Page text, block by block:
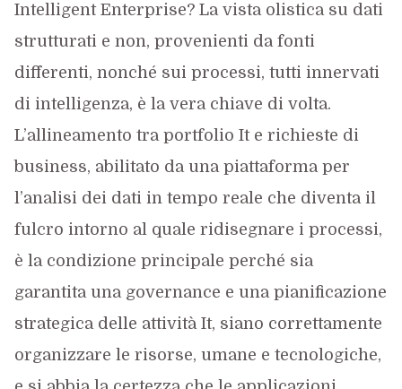
Intelligent Enterprise? La vista olistica su dati
strutturati e non, provenienti da fonti
differenti, nonché sui processi, tutti innervati
di intelligenza, è la vera chiave di volta.
L’allineamento tra portfolio It e richieste di
business, abilitato da una piattaforma per
l’analisi dei dati in tempo reale che diventa il
fulcro intorno al quale ridisegnare i processi,
è la condizione principale perché sia
garantita una governance e una pianificazione
strategica delle attività It, siano correttamente
organizzare le risorse, umane e tecnologiche,